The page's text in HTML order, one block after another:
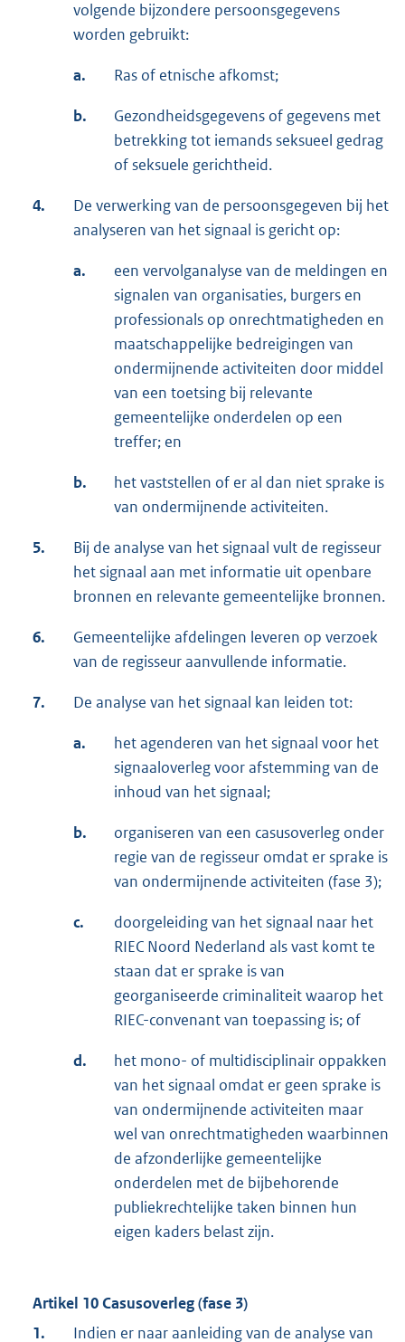
volgende bijzondere persoonsgegevens
worden gebruikt:
a. Ras of etnische afkomst;
b.
Gezondheidsgegevens of gegevens met
betrekking tot iemands seksueel gedrag
of seksuele gerichtheid.
4.
De verwerking van de persoonsgegeven bij het
analyseren van het signaal is gericht op:
a.
een vervolganalyse van de meldingen en
signalen van organisaties, burgers en
professionals op onrechtmatigheden en
maatschappelijke bedreigingen van
ondermijnende activiteiten door middel
van een toetsing bij relevante
gemeentelijke onderdelen op een
treffer; en
b.
het vaststellen of er al dan niet sprake is
van ondermijnende activiteiten.
5.
Bij de analyse van het signaal vult de regisseur
het signaal aan met informatie uit openbare
bronnen en relevante gemeentelijke bronnen.
6.
Gemeentelijke afdelingen leveren op verzoek
van de regisseur aanvullende informatie.
7. De analyse van het signaal kan leiden tot:
a.
het agenderen van het signaal voor het
signaaloverleg voor afstemming van de
inhoud van het signaal;
b.
organiseren van een casusoverleg onder
regie van de regisseur omdat er sprake is
van ondermijnende activiteiten (fase 3);
c.
doorgeleiding van het signaal naar het
RIEC Noord Nederland als vast komt te
staan dat er sprake is van
georganiseerde criminaliteit waarop het
RIEC-convenant van toepassing is; of
d.
het mono- of multidisciplinair oppakken
van het signaal omdat er geen sprake is
van ondermijnende activiteiten maar
wel van onrechtmatigheden waarbinnen
de afzonderlijke gemeentelijke
onderdelen met de bijbehorende
publiekrechtelijke taken binnen hun
eigen kaders belast zijn.
Artikel 10 Casusoverleg (fase 3)
1.
Indien er naar aanleiding van de analyse van